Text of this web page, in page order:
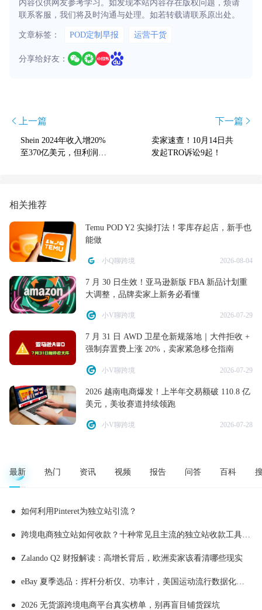
内容仅供网友参考学习。如发现本站内容存在版权问题，烦请
联系客服，我们将及时沟通与处理。如若转载请联系原出处。
文章标签： POD定制早报 运营干货
分享给好友：
上一篇
Shein 2024年收入增20%
至370亿美元，但利润下
下一篇
卖家速查！10月14日共
发起TRO诉讼9起！
相关推荐
Temu POD Y2 实操打法！零库存起店，新手也
能做
小Q聊跨境 2026-08-04
7 月 30 日生效！亚马逊新版 FBA 新品计划重
大调整，品牌卖家上新务必看懂
小V聊跨境 2026-07-29
7 月 31 日 AWD 卫星仓新规落地｜大件拒收 +
强制弃置费上涨 20%，卖家紧急移仓指南
小V聊跨境 2026-07-29
2026 越南电商爆发！上半年交易额破 110.8 亿
美元，美妆赛道持续领跑
小V聊跨境 2026-07-28
最新 热门 资讯 视频 报告 问答 百科
如何利用Pinteret为独立站引流？
跨境电商独立站如何收款？十种常见且主流的独立站收款工具推荐
Zalando Q2 财报解读：高增长背后，欧洲卖家该看清哪些现实
eBay 夏季选品：挥杆分析仪、功率计，美国运动流行数据化消费
2026 无货源跨境电商平台真实榜单，别再盲目铺货踩坑